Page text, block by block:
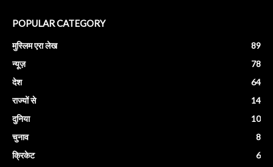
POPULAR CATEGORY
मुस्लिम एरा लेख
89
न्यूज़
78
देश
64
राज्यों से
14
दुनिया
10
चुनाव
8
क्रिकेट
6